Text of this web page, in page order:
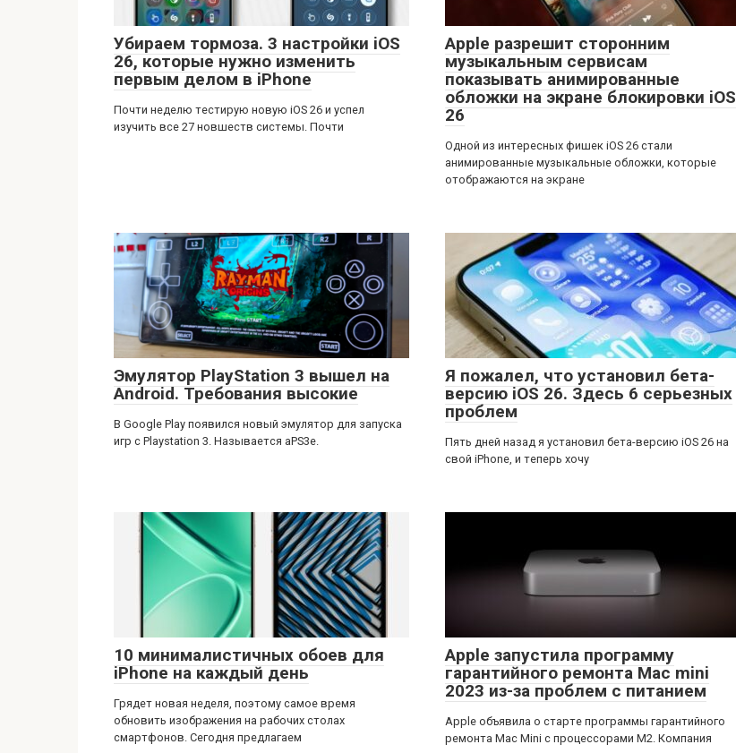
Убираем тормоза. 3 настройки iOS
26, которые нужно изменить
первым делом в iPhone
Почти неделю тестирую новую iOS 26 и успел
изучить все 27 новшеств системы. Почти
Apple разрешит сторонним
музыкальным сервисам
показывать анимированные
обложки на экране блокировки iOS
26
Одной из интересных фишек iOS 26 стали
анимированные музыкальные обложки, которые
отображаются на экране
Эмулятор PlayStation 3 вышел на
Android. Требования высокие
В Google Play появился новый эмулятор для запуска
игр с Playstation 3. Называется aPS3e.
Я пожалел, что установил бета-
версию iOS 26. Здесь 6 серьезных
проблем
Пять дней назад я установил бета-версию iOS 26 на
свой iPhone, и теперь хочу
10 минималистичных обоев для
iPhone на каждый день
Грядет новая неделя, поэтому самое время
обновить изображения на рабочих столах
смартфонов. Сегодня предлагаем
Apple запустила программу
гарантийного ремонта Mac mini
2023 из-за проблем с питанием
Apple объявила о старте программы гарантийного
ремонта Mac Mini с процессорами M2. Компания